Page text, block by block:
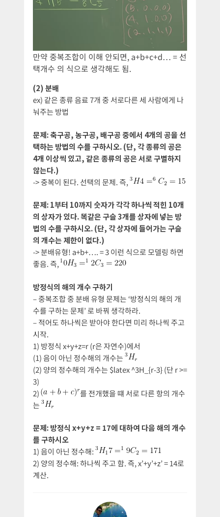
만약 중복조합이 이해 안되면, a+b+c+d… = 선
택개수 의 식으로 생각해도 됨.
(2) 분배
ex) 같은 종류 음료 7개 중 서로다른 세 사람에게 나
눠주는 방법
문제: 축구공, 농구공, 배구공 중에서 4개의 공을 선
택하는 방법의 수를 구하시오. (단, 각 종류의 공은
4개 이상씩 있고, 같은 종류의 공은 서로 구별하지
않는다.)
-> 중복이 된다. 선택의 문제. 즉,
문제: 1부터 10까지 숫자가 각각 하나씩 적힌 10개
의 상자가 있다. 똑같은 구슬 3개를 상자에 넣는 방
법의 수를 구하시오. (단, 각 상자에 들어가는 구슬
의 개수는 제한이 없다.)
-> 분배유형! a+b+…. = 3 이런 식으로 모델링 하면
좋음. 즉,
방정식의 해의 개수 구하기
– 중복조합 중 분배 유형 문제는 ‘방정식의 해의 개
수를 구하는 문제’ 로 바꿔 생각하라.
– 적어도 하나씩은 받아야 한다면 미리 하나씩 주고
시작.
1) 방정식 x+y+z=r (r은 자연수)에서
(1) 음이 아닌 정수해의 개수는
(2) 양의 정수해의 개수는 $latex ^3H_{r-3} (단 r >=
3)
2)
를 전개했을 떄 서로 다른 항의 개수
는
문제: 방정식 x+y+z = 17에 대하여 다음 해의 개수
를 구하시오
1) 음이 아닌 정수해:
2) 양의 정수해: 하나씩 주고 함. 즉, x’+y’+z’ = 14로
계산.